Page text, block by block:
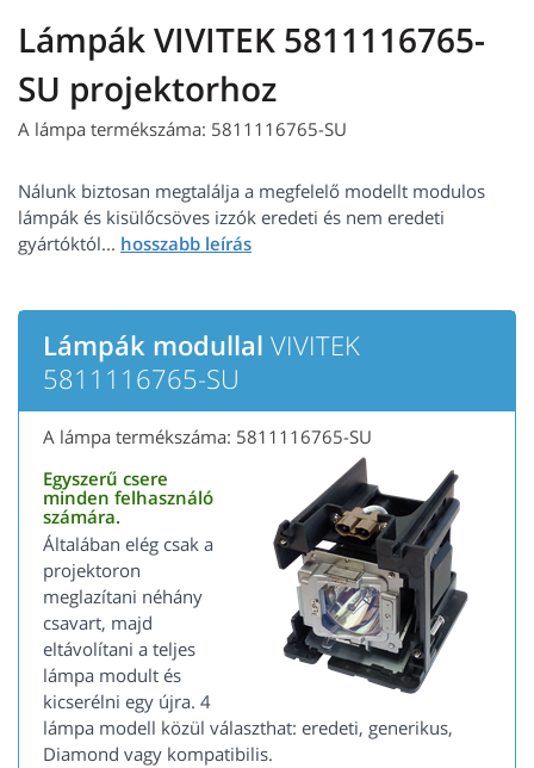
Lámpák VIVITEK 5811116765-
SU projektorhoz
A lámpa termékszáma: 5811116765-SU
Nálunk biztosan megtalálja a megfelelő modellt modulos
lámpák és kisülőcsöves izzók eredeti és nem eredeti
gyártóktól...
Lámpák modullal VIVITEK
5811116765-SU
A lámpa termékszáma: 5811116765-SU
Egyszerű csere
minden felhasználó
számára.
Általában elég csak a
projektoron
meglazítani néhány
csavart, majd
eltávolítani a teljes
lámpa modult és
kicserélni egy újra. 4
lámpa modell közül választhat: eredeti, generikus,
Diamond vagy kompatibilis.